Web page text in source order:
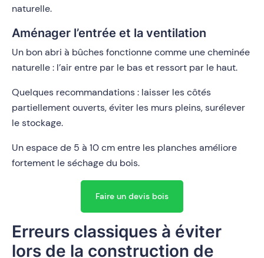
naturelle.
Aménager l’entrée et la ventilation
Un bon abri à bûches fonctionne comme une cheminée
naturelle : l’air entre par le bas et ressort par le haut.
Quelques recommandations : laisser les côtés
partiellement ouverts, éviter les murs pleins, surélever
le stockage.
Un espace de 5 à 10 cm entre les planches améliore
fortement le séchage du bois.
Faire un devis bois
Erreurs classiques à éviter
lors de la construction de